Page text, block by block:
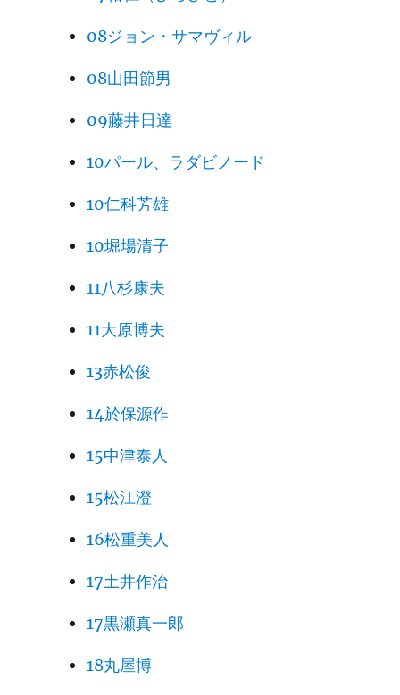
08ジョン・サマヴィル
08山田節男
09藤井日達
10パール、ラダビノード
10仁科芳雄
10堀場清子
11八杉康夫
11大原博夫
13赤松俊
14於保源作
15中津泰人
15松江澄
16松重美人
17土井作治
17黒瀬真一郎
18丸屋博